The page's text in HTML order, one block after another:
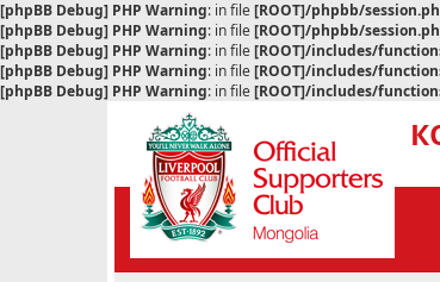
[phpBB Debug] PHP Warning: in file[ROOT]/phpbb/
[phpBB Debug] PHP Warning: in file[ROOT]/phpbb/
[phpBB Debug] PHP Warning: in file[ROOT]/includes/
[phpBB Debug] PHP Warning: in file[ROOT]/includes/
[phpBB Debug] PHP Warning: in file[ROOT]/includes/